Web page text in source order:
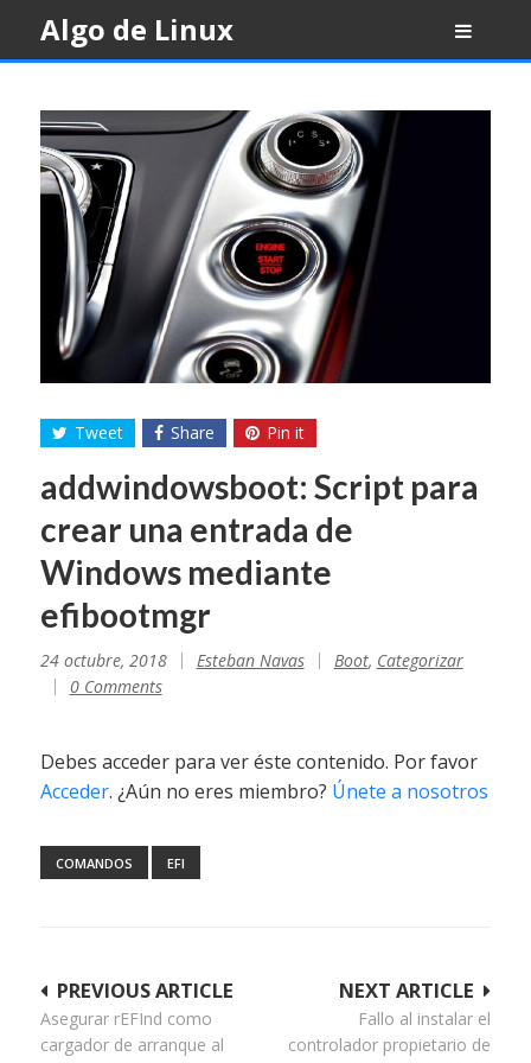
content
Algo de Linux
Tweet Share Pin it
addwindowsboot: Script para
crear una entrada de
Windows mediante
efibootmgr
24 octubre, 2018 Esteban Navas Boot, Categorizar
0 Comments
Debes acceder para ver éste contenido. Por favor
Acceder. ¿Aún no eres miembro? Únete a nosotros
COMANDOS EFI
Navegación
de
NEXT ARTICLE
Fallo al instalar el
controlador propietario de
PREVIOUS ARTICLE
Asegurar rEFInd como
cargador de arranque al